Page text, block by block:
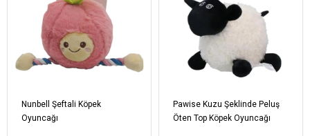
Nunbell Şeftali Köpek
Oyuncağı
Pawise Kuzu Şeklinde Peluş
Öten Top Köpek Oyuncağı